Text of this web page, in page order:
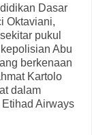
Dasar
Oktaviani,
pukul
Abu
berkenaan
Kartolo
dalam
Airways